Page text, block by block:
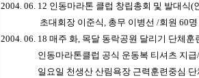
2004. 06. 12 인동마라톤 클럽 창립총회 및 발대식(
초대회장 이준식, 총무 이병선 /회원 60명
2004. 06. 18 매주 화, 목달 동락공원 달리기 단체훈
인동마라톤클럽 공식 운동복 티셔츠 지급/
일요일 천생산 산림욕장 근력훈련중심 단